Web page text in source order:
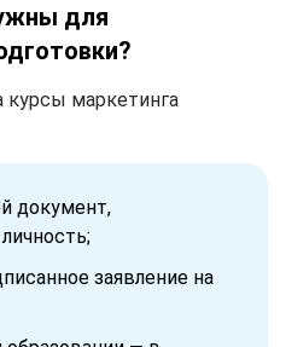
для
курсы маркетинга
документ,
заявление на